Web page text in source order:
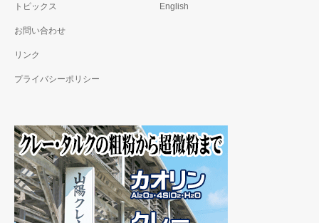
トピックス
お問い合わせ
リンク
プライバシーポリシー
English